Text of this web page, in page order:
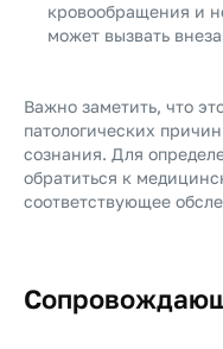
кровообращения и
может вызвать
Важно заметить, что
патологических
сознания. Для
обратиться к
соответствующее